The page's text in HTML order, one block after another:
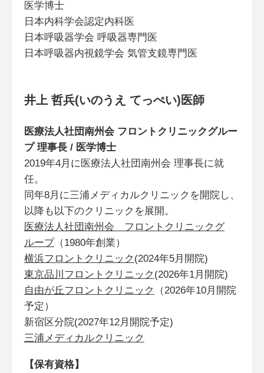
医学博士
日本内科学会認定内科医
日本呼吸器学会 呼吸器専門医
日本呼吸器内視鏡学会 気管支鏡専門医
井上 哲兵(いのうえ てっぺい)医師
医療法人社団南州会 フロントクリニックグルー
プ 理事長 / 医学博士
2019年4月に医療法人社団南州会 理事長に就
任。
同年8月に三浦メディカルクリニックを開院し、
以降も以下のクリニックを展開。
医療法人社団南州会 フロントクリニックグ
ループ（1980年創業）
横浜フロントクリニック (2024年5月開院)
東京品川フロントクリニック (2026年1月開院)
自由が丘フロントクリニック
（2026年10月開院
予定）
新宿区分院(2027年12月開院予定)
三浦メディカルクリニック
【保有資格】